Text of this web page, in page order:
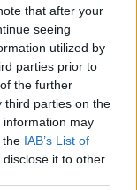
that after your
seeing
utilized by
parties prior to
the further
third parties on the
information may
the IAB’s List of
it to other